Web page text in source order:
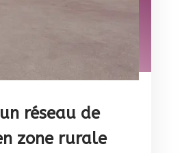
réseau de
zone rurale